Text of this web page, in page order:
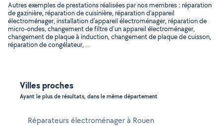
Autres exemples de prestations réalisées par nos membres : réparation
de gazinière, réparation de cuisinière, réparation d'appareil
électroménager, installation d'appareil électroménager, réparation de
micro-ondes, changement de filtre d'un appareil électroménager,
changement de plaque à induction, changement de plaque de cuisson,
réparation de congélateur, ..
Villes proches
Ayant le plus de résultats, dans le même département
Réparateurs électroménager à Rouen